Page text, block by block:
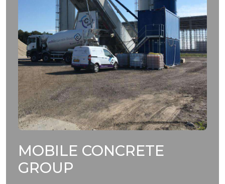
MOBILE CONCRETE
GROUP